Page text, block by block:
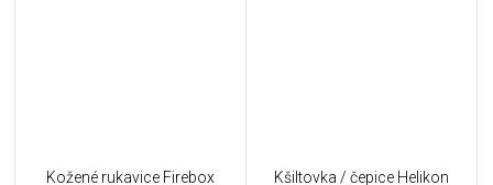
Kožené rukavice Firebox
Kšiltovka / čepice Helikon